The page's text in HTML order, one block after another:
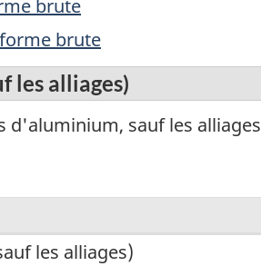
brute
brute
les alliages)
d'aluminium, sauf les
les alliages)